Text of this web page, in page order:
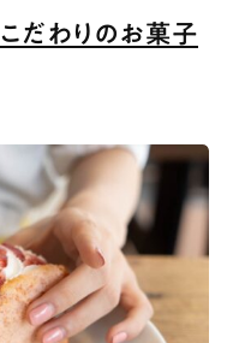
だわりのお菓子